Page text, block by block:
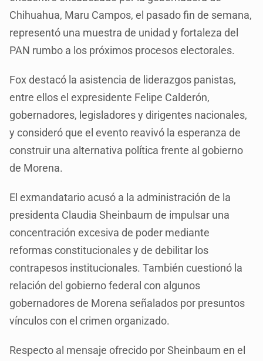
Chihuahua, Maru Campos, el pasado fin de semana,
representó una muestra de unidad y fortaleza del
PAN rumbo a los próximos procesos electorales.
Fox destacó la asistencia de liderazgos panistas,
entre ellos el expresidente Felipe Calderón,
gobernadores, legisladores y dirigentes nacionales,
y consideró que el evento reavivó la esperanza de
construir una alternativa política frente al gobierno
de Morena.
El exmandatario acusó a la administración de la
presidenta Claudia Sheinbaum de impulsar una
concentración excesiva de poder mediante
reformas constitucionales y de debilitar los
contrapesos institucionales. También cuestionó la
relación del gobierno federal con algunos
gobernadores de Morena señalados por presuntos
vínculos con el crimen organizado.
Respecto al mensaje ofrecido por Sheinbaum en el